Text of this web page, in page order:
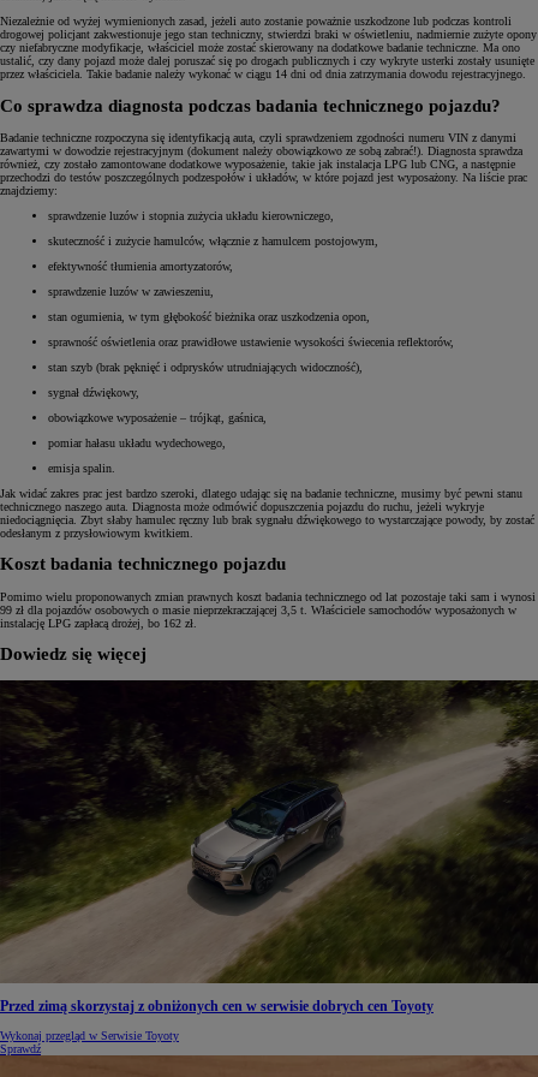
Niezależnie od wyżej wymienionych zasad, jeżeli auto zostanie poważnie uszkodzone lub podczas kontroli
drogowej policjant zakwestionuje jego stan techniczny, stwierdzi braki w oświetleniu, nadmiernie zużyte opony
czy niefabryczne modyfikacje, właściciel może zostać skierowany na dodatkowe badanie techniczne. Ma ono
ustalić, czy dany pojazd może dalej poruszać się po drogach publicznych i czy wykryte usterki zostały usunięte
przez właściciela. Takie badanie należy wykonać w ciągu 14 dni od dnia zatrzymania dowodu rejestracyjnego.
Co sprawdza diagnosta podczas badania technicznego pojazdu?
Badanie techniczne rozpoczyna się identyfikacją auta, czyli sprawdzeniem zgodności numeru VIN z danymi
zawartymi w dowodzie rejestracyjnym (dokument należy obowiązkowo ze sobą zabrać!). Diagnosta sprawdza
również, czy zostało zamontowane dodatkowe wyposażenie, takie jak instalacja LPG lub CNG, a następnie
przechodzi do testów poszczególnych podzespołów i układów, w które pojazd jest wyposażony. Na liście prac
znajdziemy:
sprawdzenie luzów i stopnia zużycia układu kierowniczego,
skuteczność i zużycie hamulców, włącznie z hamulcem postojowym,
efektywność tłumienia amortyzatorów,
sprawdzenie luzów w zawieszeniu,
stan ogumienia, w tym głębokość bieżnika oraz uszkodzenia opon,
sprawność oświetlenia oraz prawidłowe ustawienie wysokości świecenia reflektorów,
stan szyb (brak pęknięć i odprysków utrudniających widoczność),
sygnał dźwiękowy,
obowiązkowe wyposażenie – trójkąt, gaśnica,
pomiar hałasu układu wydechowego,
emisja spalin.
Jak widać zakres prac jest bardzo szeroki, dlatego udając się na badanie techniczne, musimy być pewni stanu
technicznego naszego auta. Diagnosta może odmówić dopuszczenia pojazdu do ruchu, jeżeli wykryje
niedociągnięcia. Zbyt słaby hamulec ręczny lub brak sygnału dźwiękowego to wystarczające powody, by zostać
odesłanym z przysłowiowym kwitkiem.
Koszt badania technicznego pojazdu
Pomimo wielu proponowanych zmian prawnych koszt badania technicznego od lat pozostaje taki sam i wynosi
99 zł dla pojazdów osobowych o masie nieprzekraczającej 3,5 t. Właściciele samochodów wyposażonych w
instalację LPG zapłacą drożej, bo 162 zł.
Dowiedz się więcej
Przed zimą skorzystaj z obniżonych cen w serwisie dobrych cen Toyoty
Wykonaj przegląd w Serwisie Toyoty
Sprawdź